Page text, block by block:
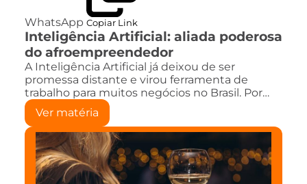
WhatsApp Copiar Link
Inteligência Artificial: aliada poderosa
do afroempreendedor
A Inteligência Artificial já deixou de ser
promessa distante e virou ferramenta de
trabalho para muitos negócios no Brasil. Por…
Ver matéria